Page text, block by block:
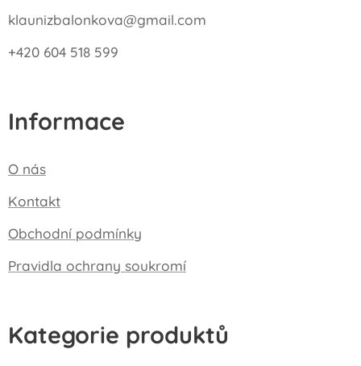
klaunizbalonkova@gmail.com
+420 604 518 599
Informace
O nás
Kontakt
Obchodní podmínky
Pravidla ochrany soukromí
Kategorie produktů